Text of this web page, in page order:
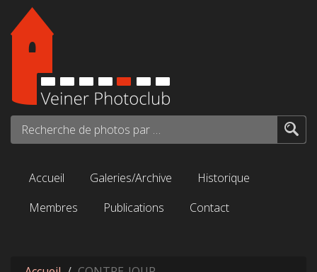
Aller au contenu principal
Recherche de photos par mots-clés...
Accueil Galeries/Archive
Historique
Membres
Publications Contact